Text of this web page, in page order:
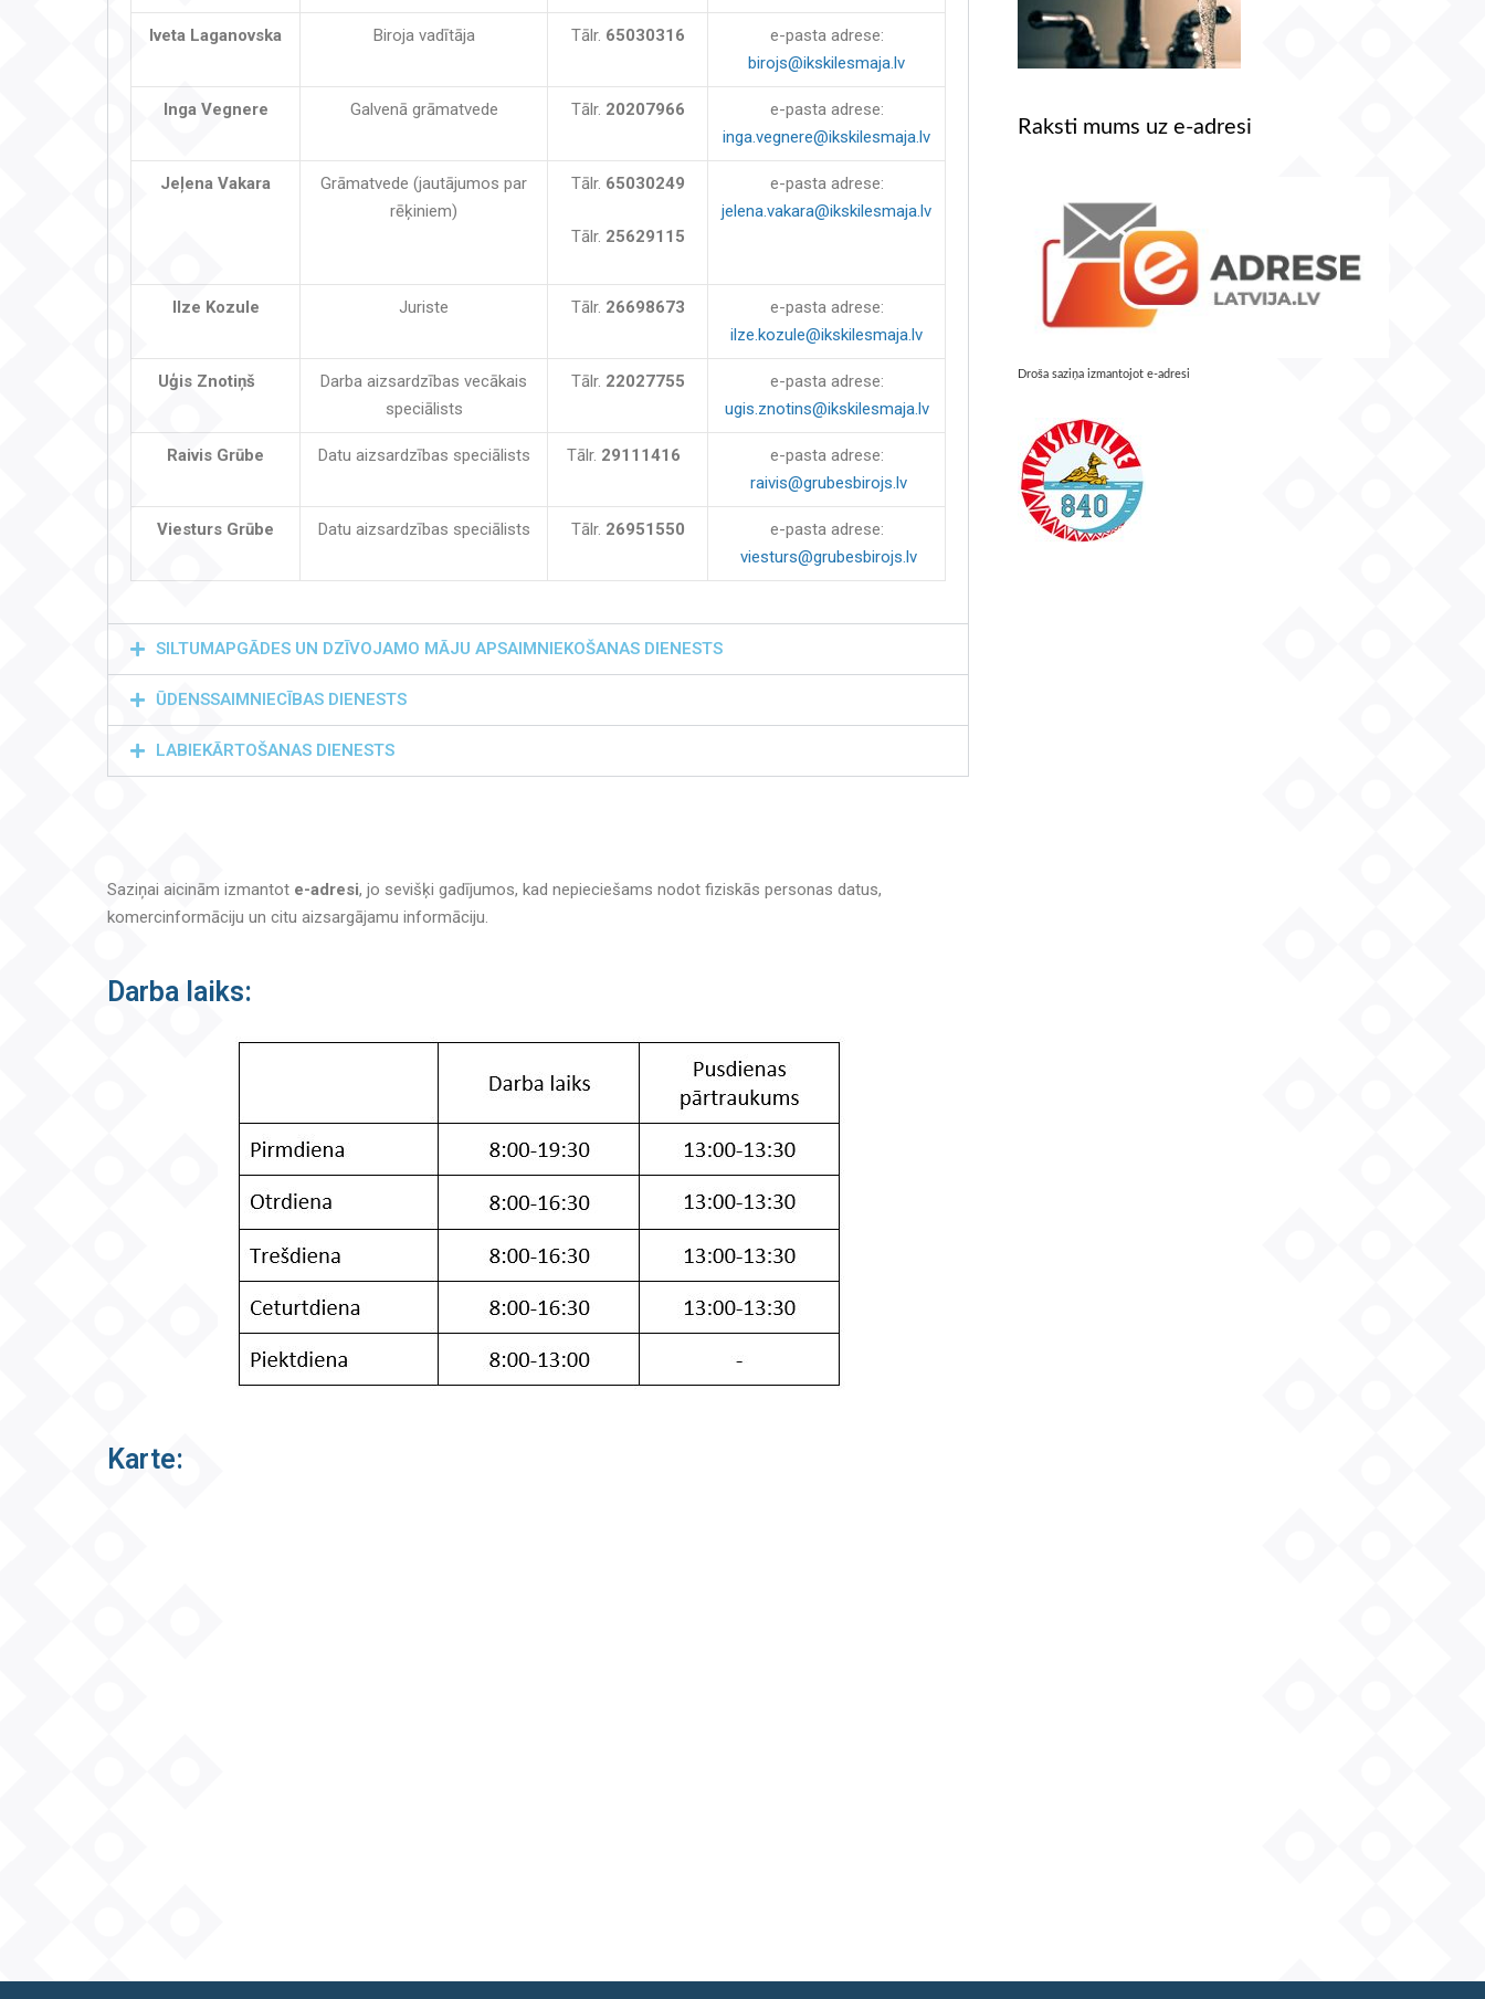
Iveta Laganovska Biroja vadītāja Tālr. 65030316
e-pasta adrese:
birojs@ikskilesmaja.lv
Inga Vegnere Galvenā grāmatvede Tālr. 20207966
e-pasta adrese:
inga.vegnere@ikskilesmaja.lv
Jeļena Vakara
Grāmatvede (jautājumos par
rēķiniem)
Tālr. 65030249
Tālr. 25629115
e-pasta adrese:
jelena.vakara@ikskilesmaja.lv
Ilze Kozule Juriste Tālr. 26698673
e-pasta adrese:
ilze.kozule@ikskilesmaja.lv
Uģis Znotiņš
Darba aizsardzības vecākais
speciālists
Tālr. 22027755
e-pasta adrese:
ugis.znotins@ikskilesmaja.lv
Raivis Grūbe Datu aizsardzības speciālists Tālr. 29111416
e-pasta adrese:
raivis@grubesbirojs.lv
Viesturs Grūbe Datu aizsardzības speciālists Tālr. 26951550
e-pasta adrese:
viesturs@grubesbirojs.lv
SILTUMAPGĀDES UN DZĪVOJAMO MĀJU APSAIMNIEKOŠANAS DIENESTS
ŪDENSSAIMNIECĪBAS DIENESTS
LABIEKĀRTOŠANAS DIENESTS
Saziņai aicinām izmantot e-adresi, jo sevišķi gadījumos, kad nepieciešams nodot fiziskās personas datus,
komercinformāciju un citu aizsargājamu informāciju.
Darba laiks:
Karte:
Raksti mums uz e-adresi
Droša saziņa izmantojot e-adresi